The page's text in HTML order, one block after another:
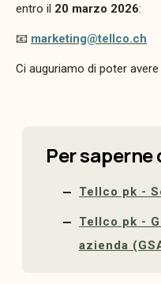
entro il 20 marzo 2026:
📧 marketing@tellco.ch
Ci auguriamo di poter
Per saperne
Tellco pk -
Tellco pk -
azienda